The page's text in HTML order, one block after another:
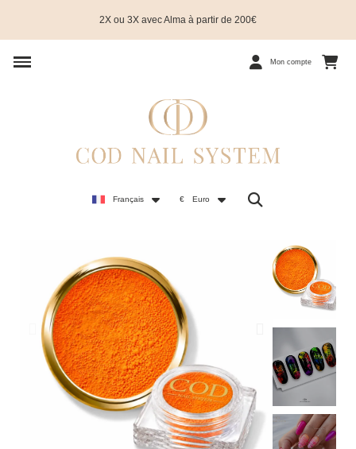
2X ou 3X avec Alma à partir de 200€
Mon compte
Français € Euro